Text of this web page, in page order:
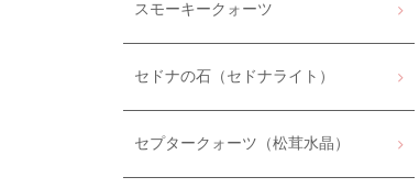
スモーキークォーツ
セドナの石（セドナライト）
セプタークォーツ（松茸水晶）